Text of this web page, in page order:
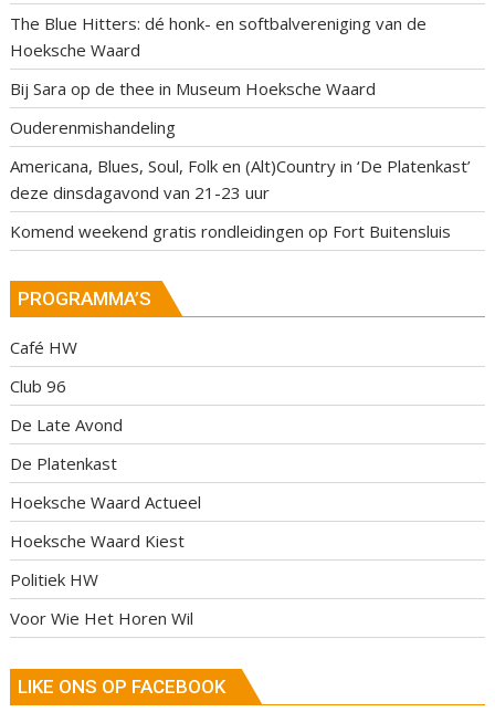
The Blue Hitters: dé honk- en softbalvereniging van de
Hoeksche Waard
Bij Sara op de thee in Museum Hoeksche Waard
Ouderenmishandeling
Americana, Blues, Soul, Folk en (Alt)Country in ‘De Platenkast’
deze dinsdagavond van 21-23 uur
Komend weekend gratis rondleidingen op Fort Buitensluis
PROGRAMMA’S
Café HW
Club 96
De Late Avond
De Platenkast
Hoeksche Waard Actueel
Hoeksche Waard Kiest
Politiek HW
Voor Wie Het Horen Wil
LIKE ONS OP FACEBOOK